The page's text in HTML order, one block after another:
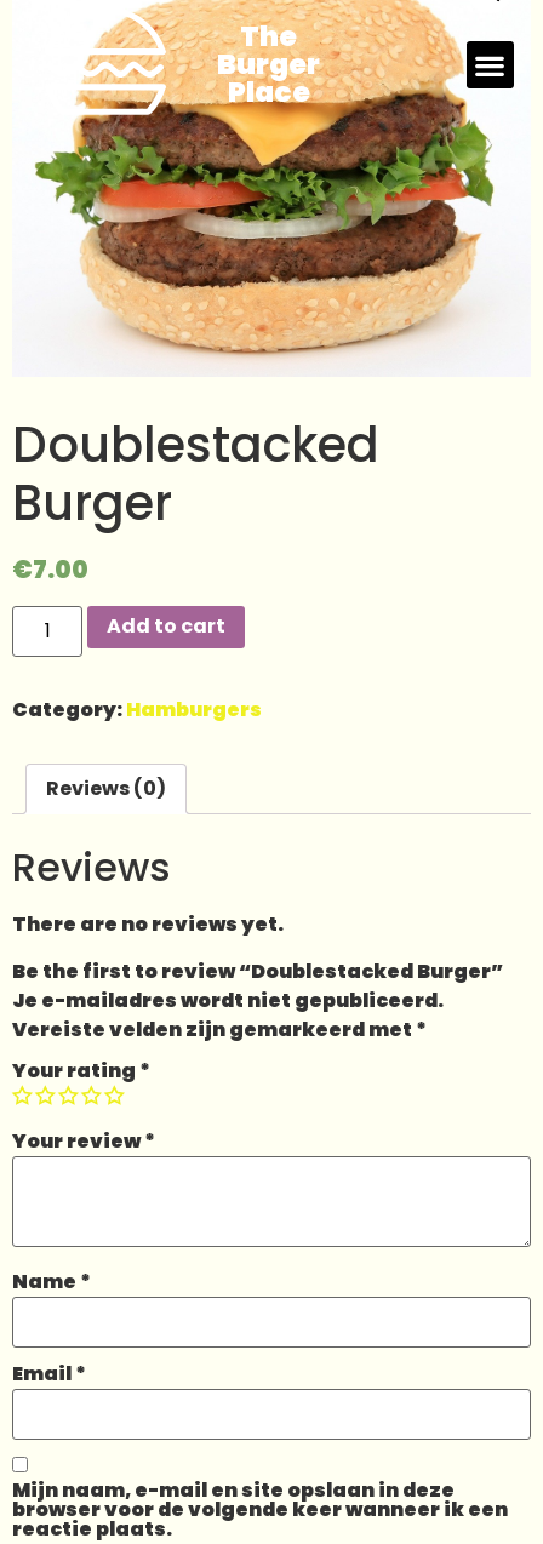
The
Burger
Place
Doublestacked
Burger
€7.00
Add to cart
Category:Hamburgers
Reviews (0)
Reviews
There are no reviews yet.
Be the first to review “Doublestacked Burger”
Je e-mailadres wordt niet gepubliceerd.
Vereiste velden zijn gemarkeerd met *
Your rating *
Your review*
Name *
Email*
Mijn naam, e-mail en site opslaan in deze
browser voor de volgende keer wanneer ik een
reactie plaats.